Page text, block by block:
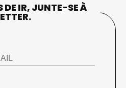
DE IR, JUNTE-SE À